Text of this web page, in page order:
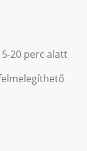
20 perc alatt